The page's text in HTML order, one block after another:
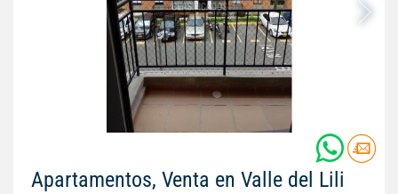
Apartamentos, Venta en Valle del Lili